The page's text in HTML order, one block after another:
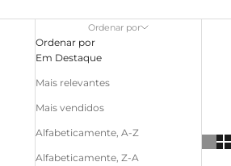
Ordenar por
Ordenar por
Em Destaque
Mais relevantes
Mais vendidos
Alfabeticamente, A-Z
Alfabeticamente, Z-A